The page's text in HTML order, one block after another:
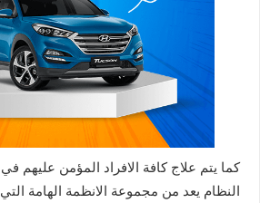
كما يتم علاج كافة الافراد المؤمن عليهم
النظام يعد من مجموعة الانظمة الهامة